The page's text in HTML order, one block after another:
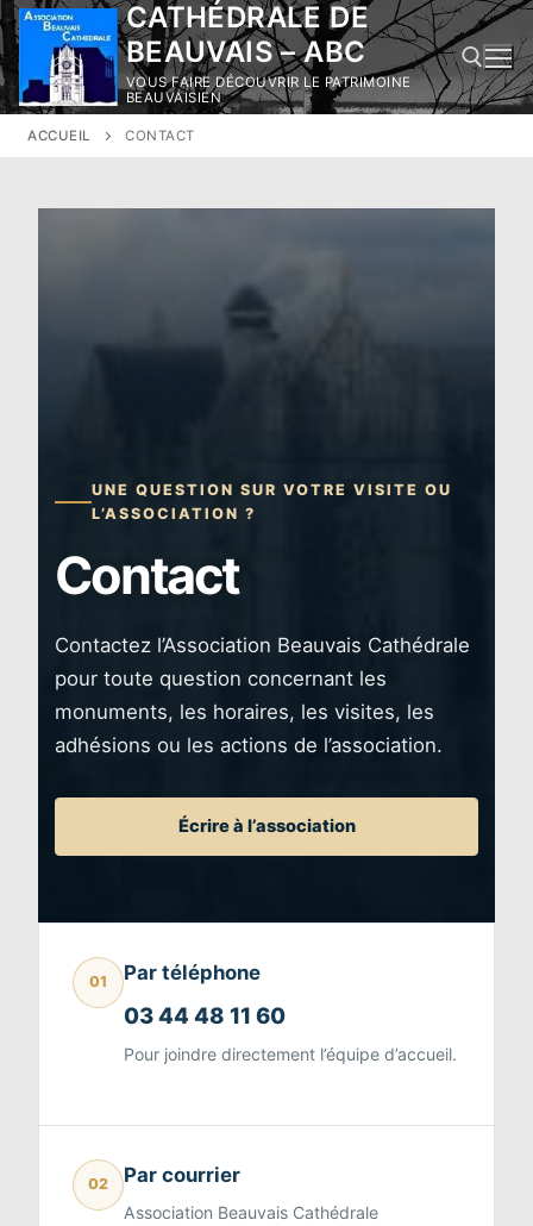
Aller
au
contenu
CATHÉDRALE DE
BEAUVAIS – ABC
VOUS FAIRE DÉCOUVRIR LE PATRIMOINE
BEAUVAISIEN
ACCUEIL CONTACT
UNE QUESTION SUR VOTRE VISITE OU
L’ASSOCIATION ?
Contact
Contactez l’Association Beauvais Cathédrale
pour toute question concernant les
monuments, les horaires, les visites, les
adhésions ou les actions de l’association.
Écrire à l’association
01 Par téléphone
03 44 48 11 60
Pour joindre directement l’équipe d’accueil.
02 Par courrier
Association Beauvais Cathédrale